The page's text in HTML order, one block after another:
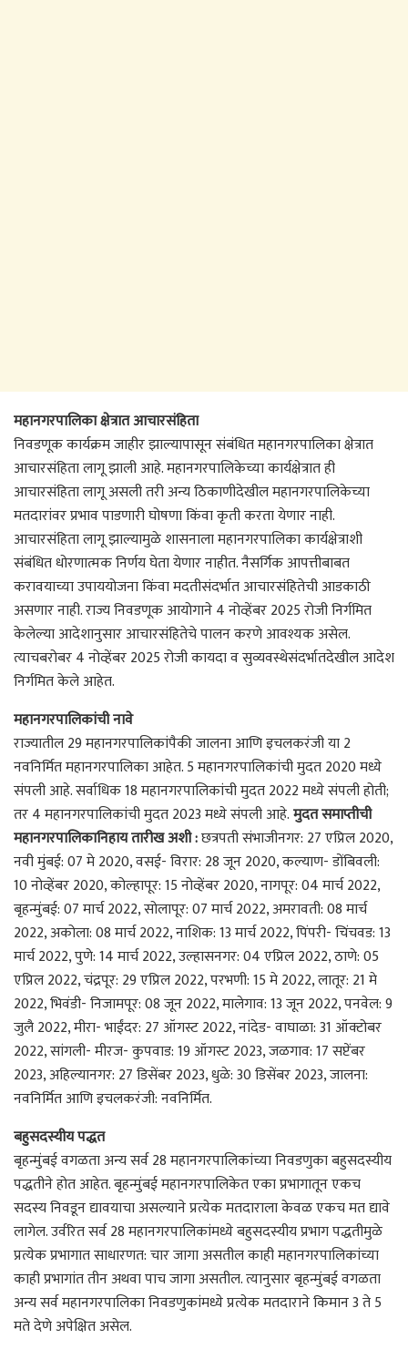
महानगरपालिका क्षेत्रात आचारसंहिता
निवडणूक कार्यक्रम जाहीर झाल्यापासून संबंधित महानगरपालिका क्षेत्रात
आचारसंहिता लागू झाली आहे. महानगरपालिकेच्या कार्यक्षेत्रात ही
आचारसंहिता लागू असली तरी अन्य ठिकाणीदेखील महानगरपालिकेच्या
मतदारांवर प्रभाव पाडणारी घोषणा किंवा कृती करता येणार नाही.
आचारसंहिता लागू झाल्यामुळे शासनाला महानगरपालिका कार्यक्षेत्राशी
संबंधित धोरणात्मक निर्णय घेता येणार नाहीत. नैसर्गिक आपत्तीबाबत
करावयाच्या उपाययोजना किंवा मदतीसंदर्भात आचारसंहितेची आडकाठी
असणार नाही. राज्य निवडणूक आयोगाने 4 नोव्हेंबर 2025 रोजी निर्गमित
केलेल्या आदेशानुसार आचारसंहितेचे पालन करणे आवश्यक असेल.
त्याचबरोबर 4 नोव्हेंबर 2025 रोजी कायदा व सुव्यवस्थेसंदर्भातदेखील आदेश
निर्गमित केले आहेत.
महानगरपालिकांची नावे
राज्यातील 29 महानगरपालिकांपैकी जालना आणि इचलकरंजी या 2
नवनिर्मित महानगरपालिका आहेत. 5 महानगरपालिकांची मुदत 2020 मध्ये
संपली आहे. सर्वाधिक 18 महानगरपालिकांची मुदत 2022 मध्ये संपली होती;
तर 4 महानगरपालिकांची मुदत 2023 मध्ये संपली आहे.मुदत समाप्तीची
महानगरपालिकानिहाय तारीख अशी :छत्रपती संभाजीनगर: 27 एप्रिल 2020,
नवी मुंबई: 07 मे 2020, वसई- विरार: 28 जून 2020, कल्याण- डोंबिवली:
10 नोव्हेंबर 2020, कोल्हापूर: 15 नोव्हेंबर 2020, नागपूर: 04 मार्च 2022,
बृहन्मुंबई: 07 मार्च 2022, सोलापूर: 07 मार्च 2022, अमरावती: 08 मार्च
2022, अकोला: 08 मार्च 2022, नाशिक: 13 मार्च 2022, पिंपरी- चिंचवड: 13
मार्च 2022, पुणे: 14 मार्च 2022, उल्हासनगर: 04 एप्रिल 2022, ठाणे: 05
एप्रिल 2022, चंद्रपूर: 29 एप्रिल 2022, परभणी: 15 मे 2022, लातूर: 21 मे
2022, भिवंडी- निजामपूर: 08 जून 2022, मालेगाव: 13 जून 2022, पनवेल: 9
जुलै 2022, मीरा- भाईंदर: 27 ऑगस्ट 2022, नांदेड- वाघाळा: 31 ऑक्टोबर
2022, सांगली- मीरज- कुपवाड: 19 ऑगस्ट 2023, जळगाव: 17 सप्टेंबर
2023, अहिल्यानगर: 27 डिसेंबर 2023, धुळे: 30 डिसेंबर 2023, जालना:
नवनिर्मित आणि इचलकरंजी: नवनिर्मित.
बहुसदस्यीय पद्धत
बृहन्मुंबई वगळता अन्य सर्व 28 महानगरपालिकांच्या निवडणुका बहुसदस्यीय
पद्धतीने होत आहेत. बृहन्मुंबई महानगरपालिकेत एका प्रभागातून एकच
सदस्य निवडून द्यावयाचा असल्याने प्रत्येक मतदाराला केवळ एकच मत द्यावे
लागेल. उर्वरित सर्व 28 महानगरपालिकांमध्ये बहुसदस्यीय प्रभाग पद्धतीमुळे
प्रत्येक प्रभागात साधारणत: चार जागा असतील काही महानगरपालिकांच्या
काही प्रभागांत तीन अथवा पाच जागा असतील. त्यानुसार बृहन्मुंबई वगळता
अन्य सर्व महानगरपालिका निवडणुकांमध्ये प्रत्येक मतदाराने किमान 3 ते 5
मते देणे अपेक्षित असेल.